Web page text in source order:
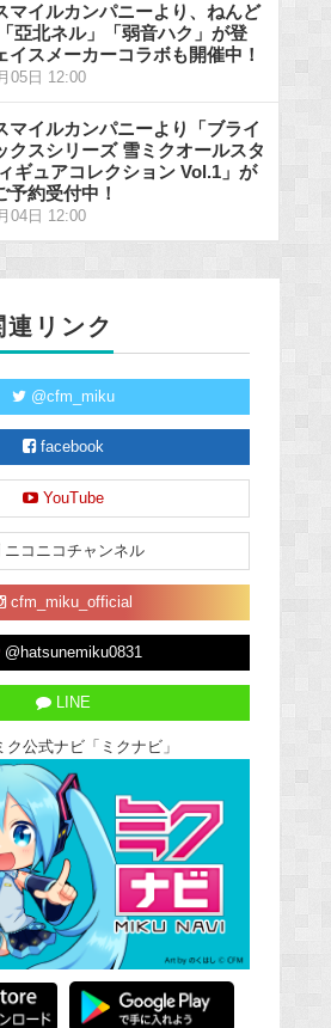
マイルカンパニーより、ねんど
亞北ネル」「弱音ハク」が登
イスメーカーコラボも開催中！
05日 12:00
マイルカンパニーより「ブライ
クスシリーズ 雪ミクオールスタ
ギュアコレクション Vol.1」が
予約受付中！
04日 12:00
リンク
@cfm_miku
facebook
YouTube
ニコニコチャンネル
cfm_miku_official
@hatsunemiku0831
LINE
公式ナビ「ミクナビ」